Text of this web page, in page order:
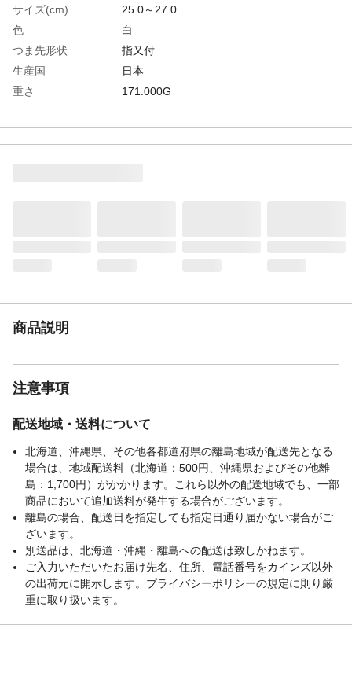
サイズ(cm)
25.0～27.0
色
白
つま先形状
指又付
生産国
日本
重さ
171.000G
ル・ポリウレタン
商品説明
注意事項
配送地域・送料について
北海道、沖縄県、その他各都道府県の離島地域が配送先となる
場合は、地域配送料（北海道：500円、沖縄県およびその他離
島：1,700円）がかかります。これら以外の配送地域でも、一部
商品において追加送料が発生する場合がございます。
離島の場合、配送日を指定しても指定日通り届かない場合がご
ざいます。
別送品は、北海道・沖縄・離島への配送は致しかねます。
ご入力いただいたお届け先名、住所、電話番号をカインズ以外
の出荷元に開示します。プライバシーポリシーの規定に則り厳
重に取り扱います。